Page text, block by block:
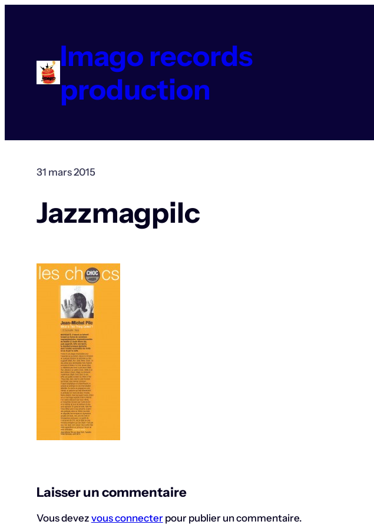
Imago records
production
31 mars 2015
Jazzmagpilc
Laisser un commentaire
Vous devez vous connecterpour publier un commentaire.